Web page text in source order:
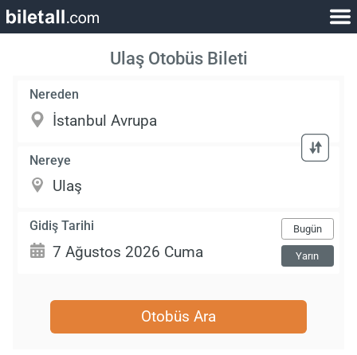
Ulaş Otobüs Bileti
Nereden
Nereye
Gidiş Tarihi Bugün
Yarın
Otobüs Ara